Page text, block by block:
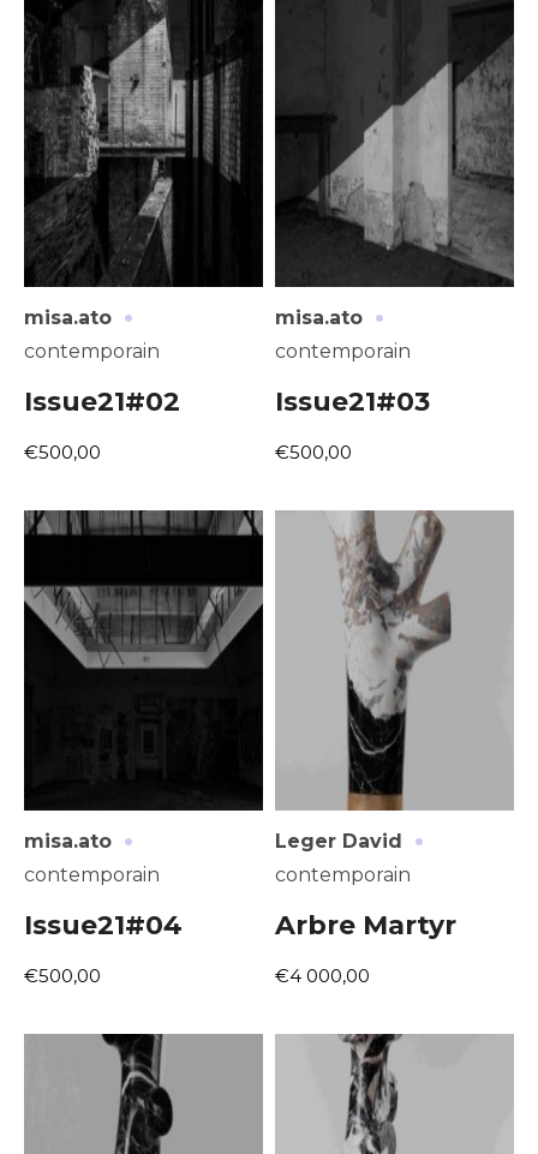
misa.ato ·
contemporain
Issue21#02
€500,00
misa.ato ·
contemporain
Issue21#03
€500,00
misa.ato ·
contemporain
Issue21#04
€500,00
Leger David ·
contemporain
Arbre Martyr
€4 000,00